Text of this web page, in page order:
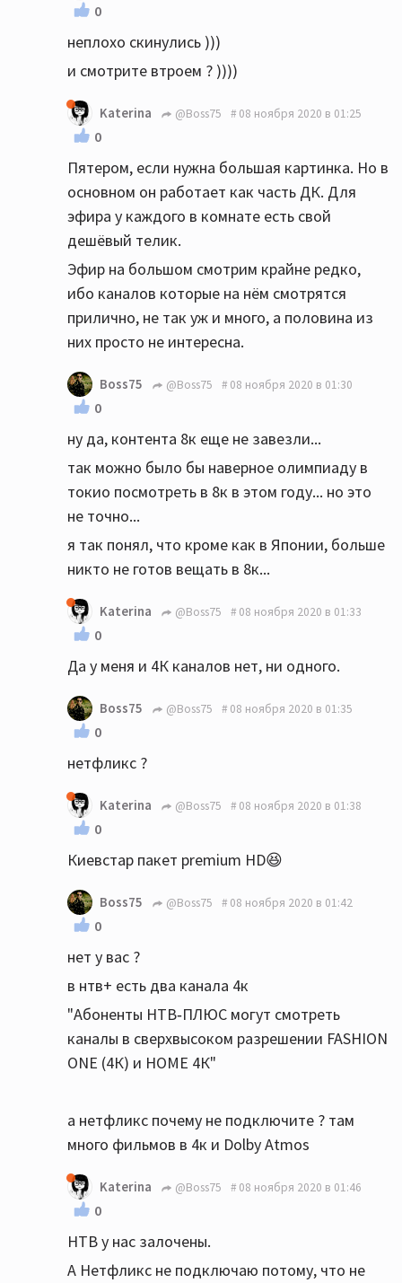
0
неплохо скинулись )))
и смотрите втроем ? ))))
Katerina @Boss75 08 ноября 2020 в 01:25
0
Пятером, если нужна большая картинка. Но в
основном он работает как часть ДК. Для
эфира у каждого в комнате есть свой
дешёвый телик.
Эфир на большом смотрим крайне редко,
ибо каналов которые на нём смотрятся
прилично, не так уж и много, а половина из
них просто не интересна.
Boss75 @Boss75 08 ноября 2020 в 01:30
0
ну да, контента 8к еще не завезли...
так можно было бы наверное олимпиаду в
токио посмотреть в 8к в этом году... но это
не точно...
я так понял, что кроме как в Японии, больше
никто не готов вещать в 8к...
Katerina @Boss75 08 ноября 2020 в 01:33
0
Да у меня и 4К каналов нет, ни одного.
Boss75 @Boss75 08 ноября 2020 в 01:35
0
нетфликс ?
Katerina @Boss75 08 ноября 2020 в 01:38
0
Киевстар пакет premium HD😆
Boss75 @Boss75 08 ноября 2020 в 01:42
0
нет у вас ?
в нтв+ есть два канала 4к
"Абоненты НТВ‑ПЛЮС могут смотреть
каналы в сверхвысоком разрешении FASHION
ONE (4К) и HOME 4К"
а нетфликс почему не подключите ? там
много фильмов в 4к и Dolby Atmos
Katerina @Boss75 08 ноября 2020 в 01:46
0
НТВ у нас залочены.
А Нетфликс не подключаю потому, что не